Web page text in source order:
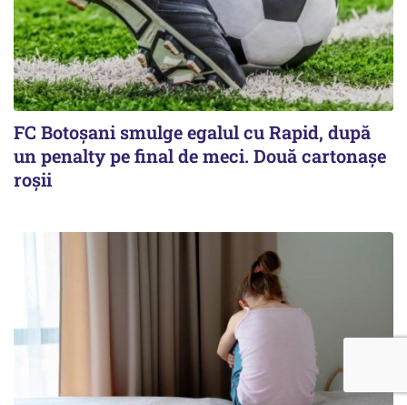
FC Botoşani smulge egalul cu Rapid, după
un penalty pe final de meci. Două cartonaşe
roşii